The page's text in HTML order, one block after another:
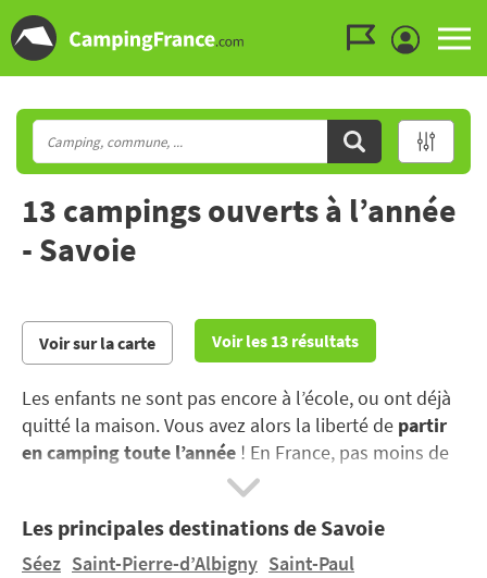
13 campings ouverts à l’année
- Savoie
Voir sur la carte Voir les 13 résultats
Les enfants ne sont pas encore à l’école, ou ont déjà
quitté la maison. Vous avez alors la liberté de partir
en camping toute l’année ! En France, pas moins de
1300 campings sont ouverts toute l’année, dans
camping sera toujours à un tarif très intéressant
quand vous partez hors-saison.
Les principales destinations de Savoie
Séez Saint-Pierre-d’Albigny Saint-Paul